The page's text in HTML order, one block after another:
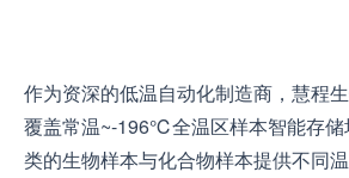
作为资深的低温自动化制造商，慧程
覆盖常温~-196℃全温区样本智能存储
类的生物样本与化合物样本提供不同